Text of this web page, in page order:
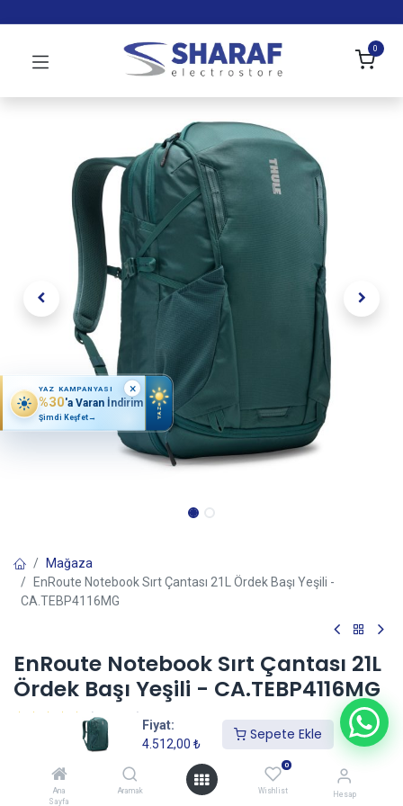
Fiyat:
4.512,00 ₺
Sepete Ekle
Ana
Sayfa
Aramak
0
Wishlist Hesap
0
Mağaza
EnRoute Notebook Sırt Çantası 21L Ördek Başı Yeşili -
CA.TEBP4116MG
EnRoute Notebook Sırt Çantası 21L
Ördek Başı Yeşili - CA.TEBP4116MG
(0 incele)
4.512,00₺
YAZ KAMPANYASI
%30'a Varan İndirim
Şimdi Keşfet→ YAZ
×